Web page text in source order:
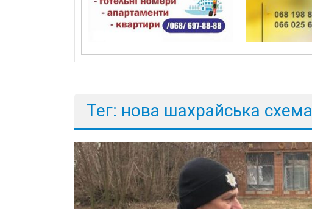
Тег: нова шахрайська схема